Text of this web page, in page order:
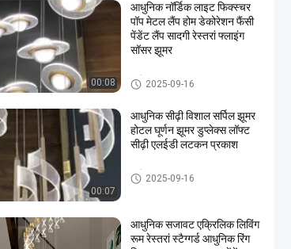
00:08
आधुनिक नॉर्डिक लाइट फिक्स्चर
पॉप मेटल लैंप होम डेकोरेशन फैंसी
पेंडेंट लैंप सादगी रेस्तरां फ्लाइंग
सॉसर झूमर
प्रवेश द्वार झूमर
2025-09-16
00:07
आधुनिक सीढ़ी विशाल सर्पिल झूमर
होटल घूर्णन झूमर डुप्लेक्स लॉफ्ट
सीढ़ी एलईडी लटकन प्रकाश
प्रवेश द्वार झूमर
2025-09-16
आधुनिक सजावट एक्रिलिक लिविंग
रूम रेस्तरां स्टैग्गर्ड आधुनिक रिंग